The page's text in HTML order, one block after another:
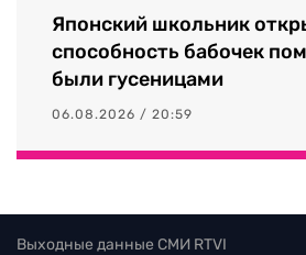
Японский школьник
способность бабочек
были гусеницами
06.08.2026 / 20:59
Выходные данные СМИ RTVI